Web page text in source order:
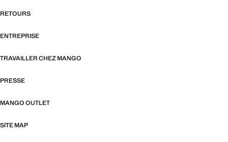
RETOURS
ENTREPRISE
TRAVAILLER CHEZ MANGO
PRESSE
MANGO OUTLET
SITE MAP